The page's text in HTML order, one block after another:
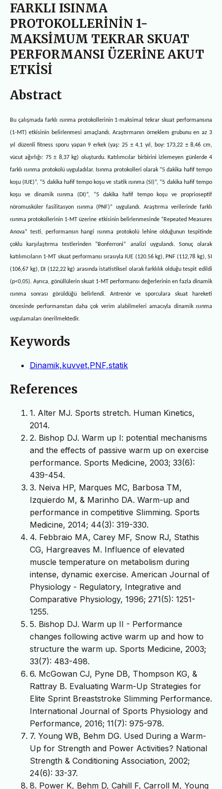
FARKLI ISINMA
PROTOKOLLERİNİN 1-
MAKSİMUM TEKRAR SKUAT
PERFORMANSI ÜZERİNE AKUT
ETKİSİ
Abstract
Bu çalışmada farklı ısınma protokollerinin 1-maksimal tekrar skuat performansına
(1-MT) etkisinin belirlenmesi amaçlandı. Araştırmanın örneklem grubunu en az 3
yıl düzenli fitness sporu yapan 9 erkek (yaş: 25 ± 4,1 yıl, boy: 173,22 ± 8,46 cm,
vücut ağırlığı: 75 ± 8,37 kg) oluşturdu. Katılımcılar birbirini izlemeyen günlerde 4
farklı ısınma protokolü uyguladılar. Isınma protokolleri olarak “5 dakika hafif tempo
koşu (IUE)”, “5 dakika hafif tempo koşu ve statik ısınma (SI)”, “5 dakika hafif tempo
koşu ve dinamik ısınma (DI)”, “5 dakika hafif tempo koşu ve proprioseptif
nöromusküler fasilitasyon ısınma (PNF)” uygulandı. Araştırma verilerinde farklı
ısınma protokollerinin 1-MT üzerine etkisinin belirlenmesinde “Repeated Measures
Anova” testi, performansın hangi ısınma protokolü lehine olduğunun tespitinde
çoklu karşılaştırma testlerinden “Bonferroni” analizi uygulandı. Sonuç olarak
katılımcıların 1-MT skuat performansı sırasıyla IUE (120.56 kg), PNF (112,78 kg), SI
(106,67 kg), DI (122,22 kg) arasında istatistiksel olarak farklılık olduğu tespit edildi
(p<0,05). Ayrıca, gönüllülerin skuat 1-MT performansı değerlerinin en fazla dinamik
ısınma sonrası görüldüğü belirlendi. Antrenör ve sporculara skuat hareketi
öncesinde performanstan daha çok verim alabilmeleri amacıyla dinamik ısınma
uygulamaları önerilmektedir.
Keywords
Dinamik,kuvvet,PNF,statik
References
1. Alter MJ. Sports stretch. Human Kinetics,
2014.
2. Bishop DJ. Warm up I: potential mechanisms
and the effects of passive warm up on exercise
performance. Sports Medicine, 2003; 33(6):
439-454.
3. Neiva HP, Marques MC, Barbosa TM,
Izquierdo M, & Marinho DA. Warm-up and
performance in competitive SIimming. Sports
Medicine, 2014; 44(3): 319-330.
4. Febbraio MA, Carey MF, Snow RJ, Stathis
CG, Hargreaves M. Influence of elevated
muscle temperature on metabolism during
intense, dynamic exercise. American Journal of
Physiology - Regulatory, Integrative and
Comparative Physiology, 1996; 271(5): 1251-
1255.
5. Bishop DJ. Warm up II - Performance
changes following active warm up and how to
structure the warm up. Sports Medicine, 2003;
33(7): 483-498.
6. McGowan CJ, Pyne DB, Thompson KG, &
Rattray B. Evaluating Warm-Up Strategies for
Elite Sprint Breaststroke SIimming Performance.
International Journal of Sports Physiology and
Performance, 2016; 11(7): 975-978.
7. Young WB, Behm DG. Used During a Warm-
Up for Strength and Power Activities? National
Strength & Conditioning Association, 2002;
24(6): 33-37.
8. Power K, Behm D, Cahill F, Carroll M, Young